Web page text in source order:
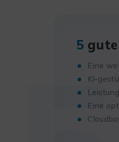
5
Eine
KI-
Eine